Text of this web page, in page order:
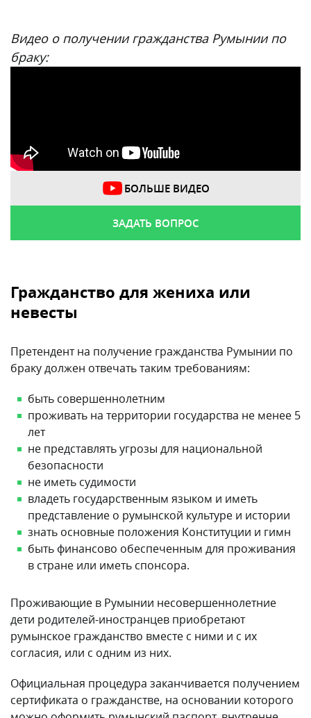
Видео о получении гражданства Румынии по
браку:
БОЛЬШЕ ВИДЕО
ЗАДАТЬ ВОПРОС
Гражданство для жениха или
невесты
Претендент на получение гражданства Румынии по
браку должен отвечать таким требованиям:
быть совершеннолетним
проживать на территории государства не менее 5
лет
не представлять угрозы для национальной
безопасности
не иметь судимости
владеть государственным языком и иметь
представление о румынской культуре и истории
знать основные положения Конституции и гимн
быть финансово обеспеченным для проживания
в стране или иметь спонсора.
Проживающие в Румынии несовершеннолетние
дети родителей-иностранцев приобретают
румынское гражданство вместе с ними и с их
согласия, или с одним из них.
Официальная процедура заканчивается получением
сертификата о гражданстве, на основании которого